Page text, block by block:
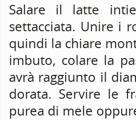
Salare il latte
settacciata. Unire i
quindi la chiare
imbuto, colare la
avrà raggiunto il
dorata. Servire le
purea di mele